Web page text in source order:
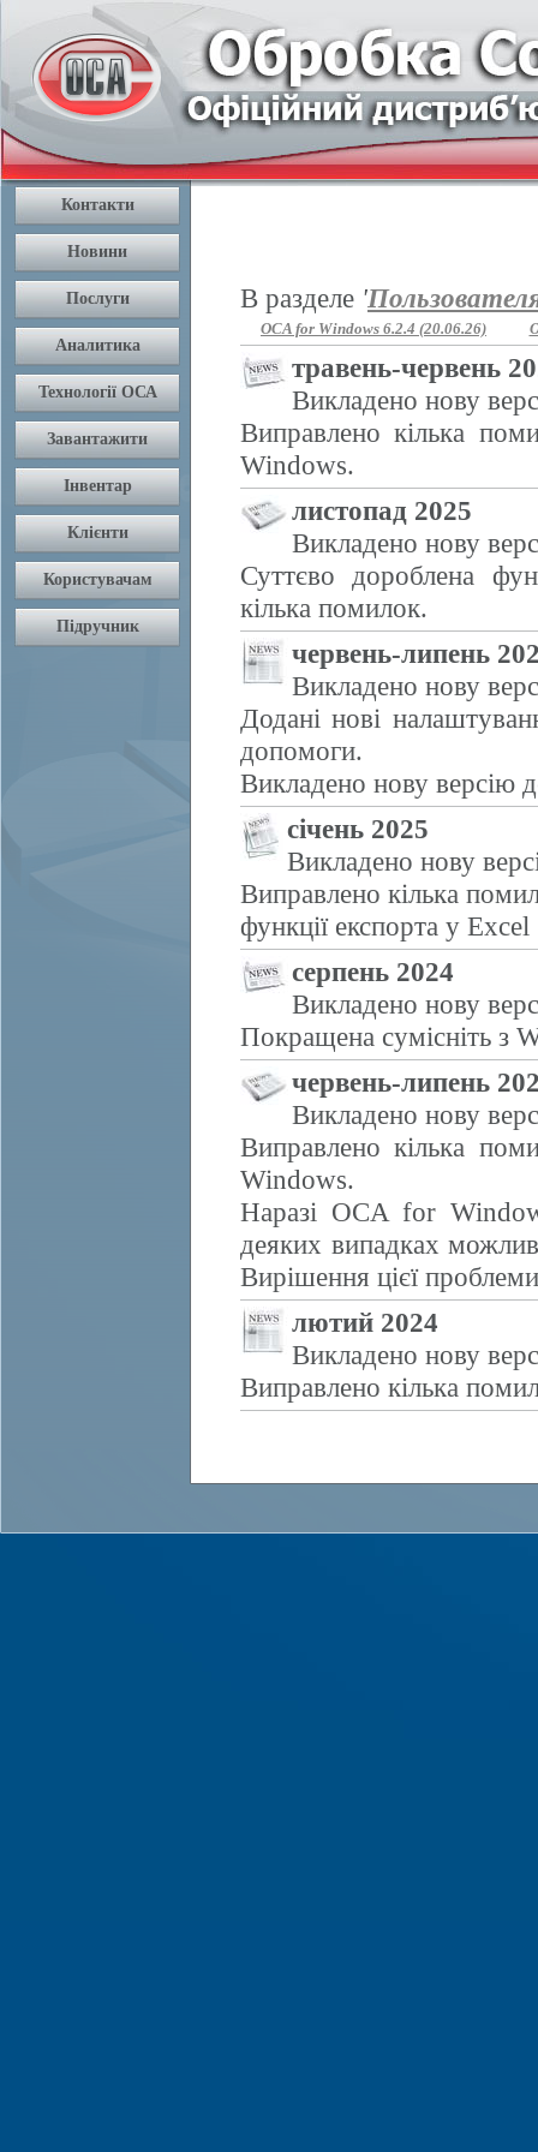
В разделе '
OCA for Windows 6.2.4 (20.06.26)
травень-червень
Викладено нову
Виправлено кілька
Windows.
листопад 2025
Викладено нову
Суттєво дороблена
кілька помилок.
червень-липень
Викладено нову
Додані нові
допомоги.
Викладено нову версію
січень 2025
Викладено нову
Виправлено кілька
функції експорта у Excel
серпень 2024
Викладено нову
Покращена сумісніть з
червень-липень
Викладено нову
Виправлено кілька
Windows.
Наразі OCA for
деяких випадках
Вирішення цієї
лютий 2024
Викладено нову
Виправлено кілька